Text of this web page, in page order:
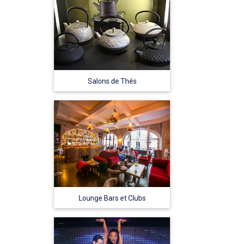
Salons de Thés
Lounge Bars et Clubs